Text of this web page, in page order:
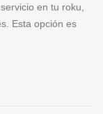
en tu roku,
Esta opción es